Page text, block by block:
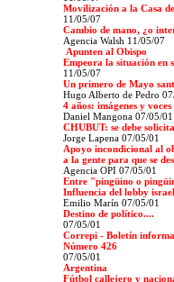
Movilización a la Casa
11/05/07
Cambio de mano, ¿o
Agencia Walsh 11/05/07
Apunten al Obispo
Empeora la situación en
11/05/07
Un primero de Mayo
Hugo Alberto de Pedro
4 años: imágenes y
Daniel Mangona 07/05/01
CHUBUT: se debe
Jorge Lapena 07/05/01
Apoyo incondicional al
a la gente para que se
Agencia OPI 07/05/01
Entre "pingüino o
Influencia del lobby
Emilio Marín 07/05/01
Destino de político....
07/05/01
Correpi - Boletín
Número 426
07/05/01
Argentina
Fútbol callejero y